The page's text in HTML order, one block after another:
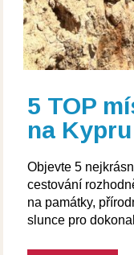
5 TOP
na
Objevte 5
cestování
na památky,
slunce pro